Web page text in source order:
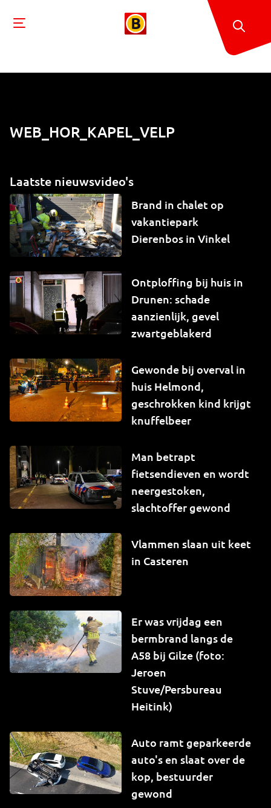
WEB_HOR_KAPEL_VELP
Laatste nieuwsvideo's
Brand in chalet op
vakantiepark
Dierenbos in Vinkel
Ontploffing bij huis in
Drunen: schade
aanzienlijk, gevel
zwartgeblakerd
Gewonde bij overval in
huis Helmond,
geschrokken kind krijgt
knuffelbeer
Man betrapt
fietsendieven en wordt
neergestoken,
slachtoffer gewond
Vlammen slaan uit keet
in Casteren
Er was vrijdag een
bermbrand langs de
A58 bij Gilze (foto:
Jeroen
Stuve/Persbureau
Heitink)
Auto ramt geparkeerde
auto's en slaat over de
kop, bestuurder
gewond